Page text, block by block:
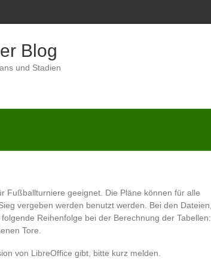
Blog
und Stadien
Fußballturniere geeignet. Die Pläne können für alle
vergeben werden benutzt werden. Bei den Dateien,
Reihenfolge bei der Berechnung der Tabellen:
Tore.
von LibreOffice gibt, bitte kurz melden.